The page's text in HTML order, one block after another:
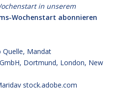
in unserem
Wochenstart abonnieren
Quelle, Mandat
Dortmund, London, New
stock.adobe.com